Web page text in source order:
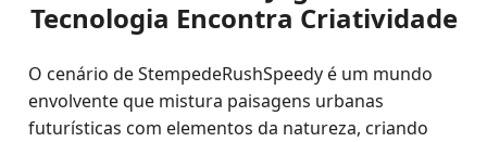
Tecnologia Encontra Criatividade
O cenário de StempedeRushSpeedy é um mundo
envolvente que mistura paisagens urbanas
futurísticas com elementos da natureza, criando